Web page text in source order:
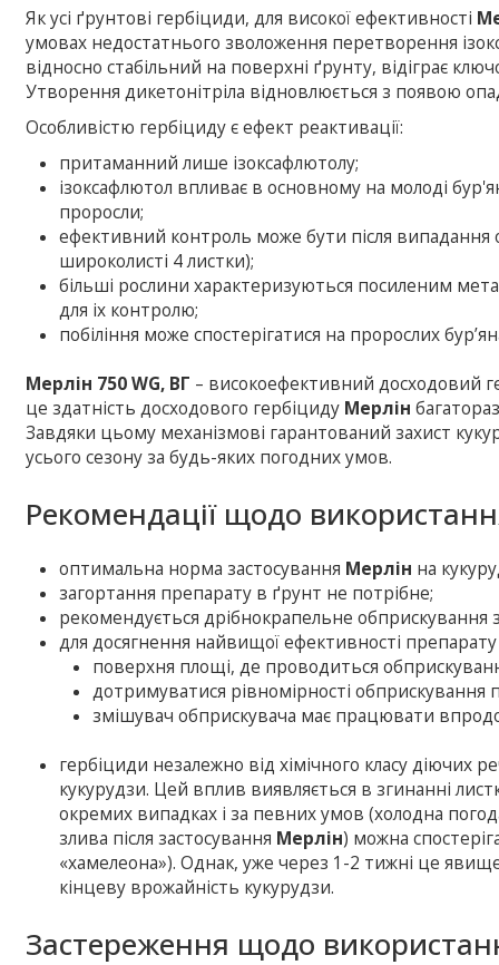
Як усі ґрунтові гербіциди, для високої ефективності
умовах недостатнього зволоження перетворення
відносно стабільний на поверхні ґрунту, відіграє
Утворення дикетонітріла відновлюється з появою
Особливістю гербіциду є ефект реактивації:
притаманний лише ізоксафлютолу;
ізоксафлютол впливає в основному на молоді
проросли;
ефективний контроль може бути після випадання
широколисті 4 листки);
більші рослини характеризуються посиленим
для іх контролю;
побіління може спостерігатися на пророслих
Мерлін 750 WG, ВГ – високоефективний досходовий
це здатність досходового гербіциду Мерлін
Завдяки цьому механізмові гарантований захист
усього сезону за будь-яких погодних умов.
Рекомендації щодо
оптимальна норма застосування Мерлін на
загортання препарату в ґрунт не потрібне;
рекомендується дрібнокрапельне
для досягнення найвищої ефективності
поверхня площі, де проводиться
дотримуватися рівномірності обприскування
змішувач обприскувача має працювати
гербіциди незалежно від хімічного класу
кукурудзи. Цей вплив виявляється в згинанні
окремих випадках і за певних умов (холодна
злива після застосування Мерлін) можна
«хамелеона»). Однак, уже через 1-2 тижні це
кінцеву врожайність кукурудзи.
Застереження щодо